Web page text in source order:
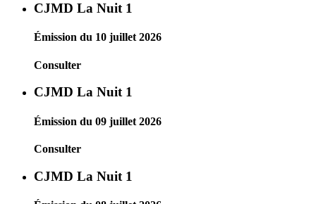
CJMD La Nuit 1
Émission du 10 juillet 2026
Consulter
CJMD La Nuit 1
Émission du 09 juillet 2026
Consulter
CJMD La Nuit 1